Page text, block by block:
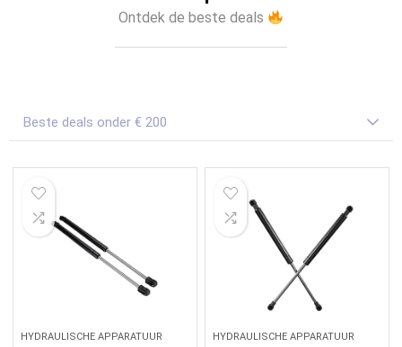
Ontdek de beste deals
Beste deals onder € 200
HYDRAULISCHE APPARATUUR HYDRAULISCHE APPARATUUR